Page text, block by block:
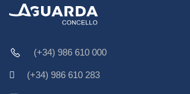
(+34) 986 610 000
(+34) 986 610 283